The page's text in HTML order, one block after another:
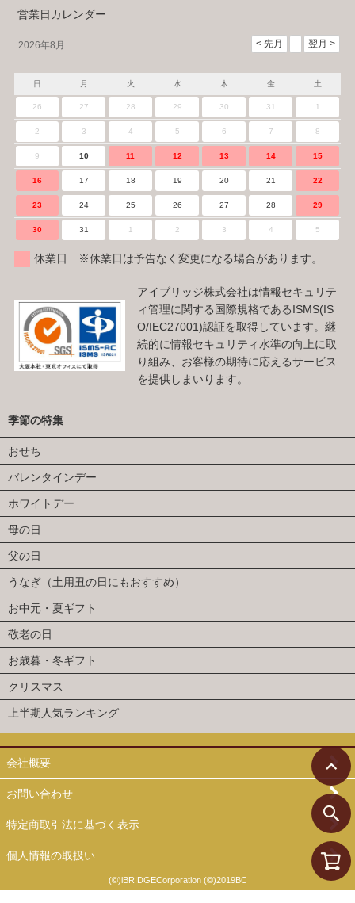
営業日カレンダー
2026年8月
日 月 火 水 木 金 土
26 27 28 29 30 31 1
2 3 4 5 6 7 8
9 10 11 12 13 14 15
16 17 18 19 20 21 22
23 24 25 26 27 28 29
30 31 1 2 3 4 5
休業日 ※休業日は予告なく変更になる場合があります。
アイブリッジ株式会社は情報セキュリテ
ィ管理に関する国際規格であるISMS(IS
O/IEC27001)認証を取得しています。継
続的に情報セキュリティ水準の向上に取
り組み、お客様の期待に応えるサービス
を提供しまいります。
季節の特集
おせち
バレンタインデー
ホワイトデー
母の日
父の日
うなぎ（土用丑の日にもおすすめ）
お中元・夏ギフト
敬老の日
お歳暮・冬ギフト
クリスマス
上半期人気ランキング
会社概要
お問い合わせ
特定商取引法に基づく表示
個人情報の取扱い
(©)iBRIDGECorporation (©)2019BC